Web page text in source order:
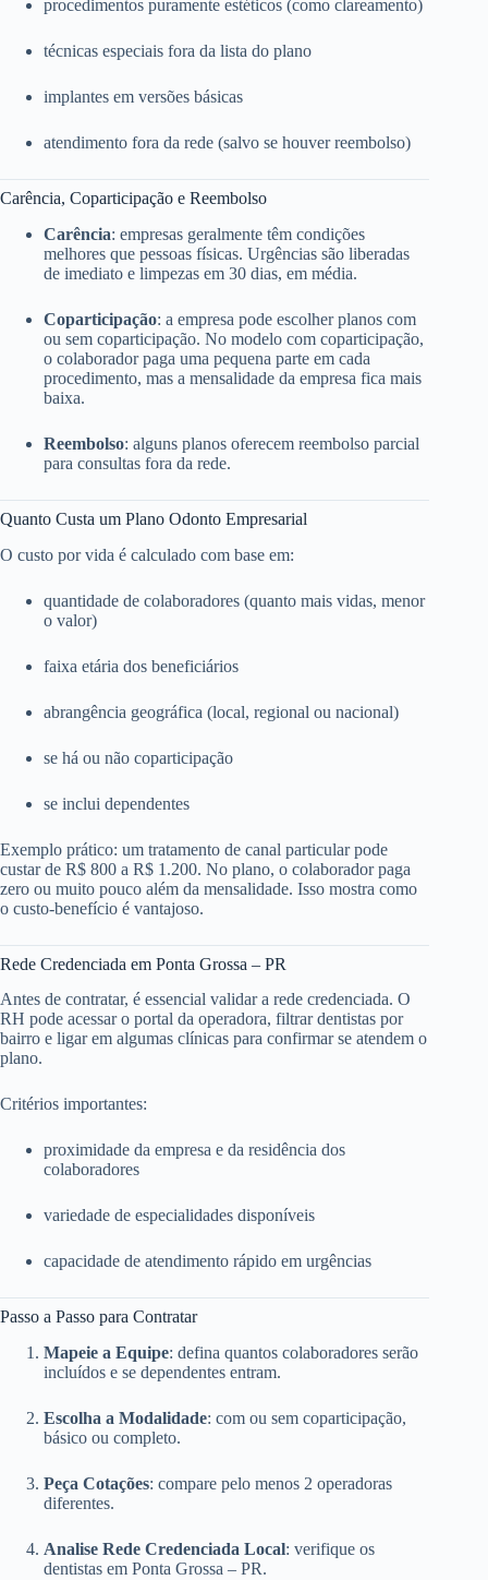
procedimentos puramente estéticos (como clareamento)
técnicas especiais fora da lista do plano
implantes em versões básicas
atendimento fora da rede (salvo se houver reembolso)
Carência, Coparticipação e Reembolso
Carência: empresas geralmente têm condições
melhores que pessoas físicas. Urgências são liberadas
de imediato e limpezas em 30 dias, em média.
Coparticipação: a empresa pode escolher planos com
ou sem coparticipação. No modelo com coparticipação,
o colaborador paga uma pequena parte em cada
procedimento, mas a mensalidade da empresa fica mais
baixa.
Reembolso: alguns planos oferecem reembolso parcial
para consultas fora da rede.
Quanto Custa um Plano Odonto Empresarial
O custo por vida é calculado com base em:
quantidade de colaboradores (quanto mais vidas, menor
o valor)
faixa etária dos beneficiários
abrangência geográfica (local, regional ou nacional)
se há ou não coparticipação
se inclui dependentes
Exemplo prático: um tratamento de canal particular pode
custar de R$ 800 a R$ 1.200. No plano, o colaborador paga
zero ou muito pouco além da mensalidade. Isso mostra como
o custo-benefício é vantajoso.
Rede Credenciada em Ponta Grossa – PR
Antes de contratar, é essencial validar a rede credenciada. O
RH pode acessar o portal da operadora, filtrar dentistas por
bairro e ligar em algumas clínicas para confirmar se atendem o
plano.
Critérios importantes:
proximidade da empresa e da residência dos
colaboradores
variedade de especialidades disponíveis
capacidade de atendimento rápido em urgências
Passo a Passo para Contratar
Mapeie a Equipe: defina quantos colaboradores serão
incluídos e se dependentes entram.
Escolha a Modalidade: com ou sem coparticipação,
básico ou completo.
Peça Cotações: compare pelo menos 2 operadoras
diferentes.
Analise Rede Credenciada Local: verifique os
dentistas em Ponta Grossa – PR.